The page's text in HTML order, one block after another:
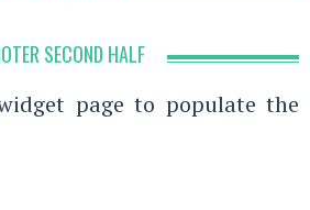
SECOND HALF
page to populate the